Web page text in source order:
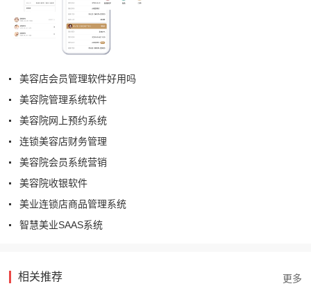
美容店会员管理软件好用吗
美容院管理系统软件
美容院网上预约系统
连锁美容店财务管理
美容院会员系统营销
美容院收银软件
美业连锁店商品管理系统
智慧美业SAAS系统
相关推荐